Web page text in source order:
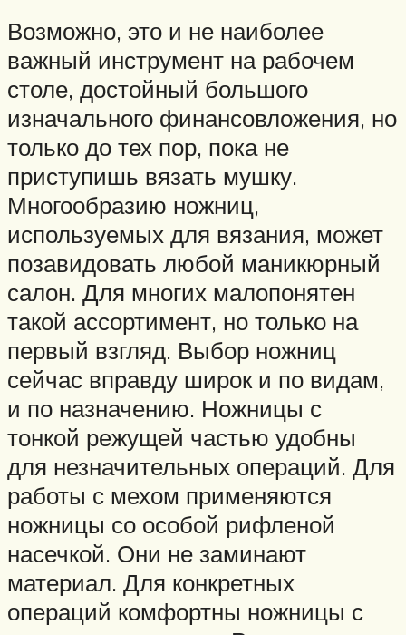
Возможно, это и не наиболее
важный инструмент на рабочем
столе, достойный большого
изначального финансовложения, но
только до тех пор, пока не
приступишь вязать мушку.
Многообразию ножниц,
используемых для вязания, может
позавидовать любой маникюрный
салон. Для многих малопонятен
такой ассортимент, но только на
первый взгляд. Выбор ножниц
сейчас вправду широк и по видам,
и по назначению. Ножницы с
тонкой режущей частью удобны
для незначительных операций. Для
работы с мехом применяются
ножницы со особой рифленой
насечкой. Они не заминают
материал. Для конкретных
операций комфортны ножницы с